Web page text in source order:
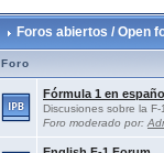
Foros abiertos / Open
Foro
Fórmula 1 en
Discusiones sobre la F-1
Foro moderado por: